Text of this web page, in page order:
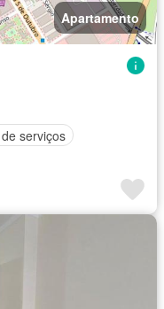
Apartamento
serviços